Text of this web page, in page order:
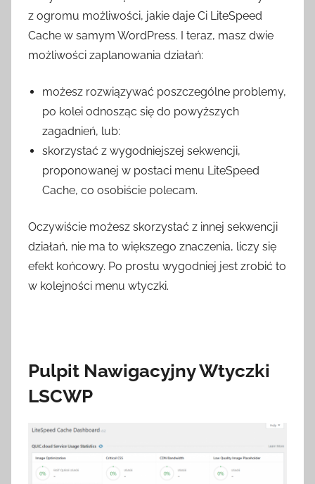
z ogromu możliwości, jakie daje Ci LiteSpeed
Cache w samym WordPress. I teraz, masz dwie
możliwości zaplanowania działań:
możesz rozwiązywać poszczególne problemy,
po kolei odnosząc się do powyższych
zagadnień, lub:
skorzystać z wygodniejszej sekwencji,
proponowanej w postaci menu LiteSpeed
Cache, co osobiście polecam.
Oczywiście możesz skorzystać z innej sekwencji
działań, nie ma to większego znaczenia, liczy się
efekt końcowy. Po prostu wygodniej jest zrobić to
w kolejności menu wtyczki.
Pulpit Nawigacyjny Wtyczki
LSCWP